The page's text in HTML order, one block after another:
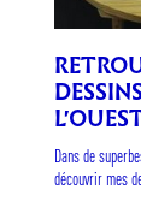
Dans de
découvrir mes